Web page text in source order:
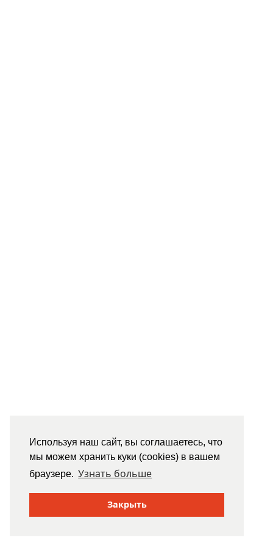
Используя наш сайт, вы соглашаетесь, что
мы можем хранить куки (cookies) в вашем
браузере. Узнать больше
Закрыть